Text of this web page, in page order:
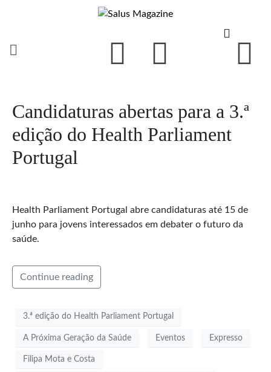
Candidaturas abertas para a 3.ª
edição do Health Parliament
Portugal
Health Parliament Portugal abre candidaturas até 15 de
junho para jovens interessados em debater o futuro da
saúde.
Continue reading
3.ª edição do Health Parliament Portugal
A Próxima Geração da Saúde Eventos Expresso
Filipa Mota e Costa